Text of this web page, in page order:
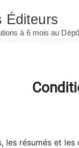
les résumés et